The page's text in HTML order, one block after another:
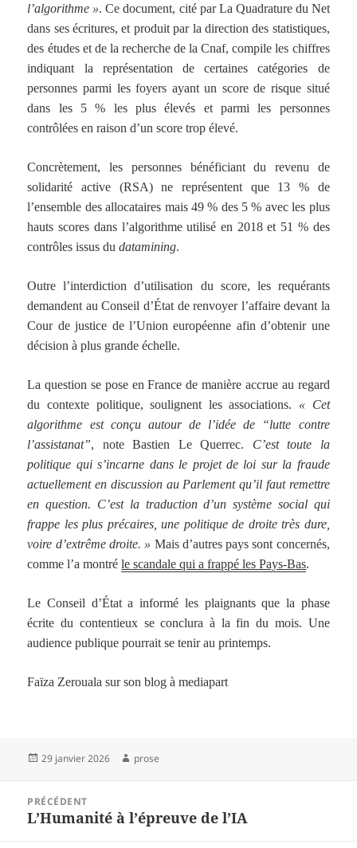
l’algorithme ». Ce document, cité par La Quadrature du Net
dans ses écritures, et produit par la direction des statistiques,
des études et de la recherche de la Cnaf, compile les chiffres
indiquant la représentation de certaines catégories de
personnes parmi les foyers ayant un score de risque situé
dans les 5 % les plus élevés et parmi les personnes
contrôlées en raison d’un score trop élevé.
Concrètement, les personnes bénéficiant du revenu de
solidarité active (RSA) ne représentent que 13 % de
l’ensemble des allocataires mais 49 % des 5 % avec les plus
hauts scores dans l’algorithme utilisé en 2018 et 51 % des
contrôles issus du datamining.
Outre l’interdiction d’utilisation du score, les requérants
demandent au Conseil d’État de renvoyer l’affaire devant la
Cour de justice de l’Union européenne afin d’obtenir une
décision à plus grande échelle.
La question se pose en France de manière accrue au regard
du contexte politique, soulignent les associations. « Cet
algorithme est conçu autour de l’idée de “lutte contre
l’assistanat”, note Bastien Le Querrec. C’est toute la
politique qui s’incarne dans le projet de loi sur la fraude
actuellement en discussion au Parlement qu’il faut remettre
en question. C’est la traduction d’un système social qui
frappe les plus précaires, une politique de droite très dure,
voire d’extrême droite. » Mais d’autres pays sont concernés,
comme l’a montréle scandale qui a frappé les Pays-Bas.
Le Conseil d’État a informé les plaignants que la phase
écrite du contentieux se conclura à la fin du mois. Une
audience publique pourrait se tenir au printemps.
Faïza Zerouala sur son blog à mediapart
Publié
29 janvier 2026 Auteur
prose
l’article
PRÉCÉDENT
Article
L’Humanité à l’épreuve de l’IA